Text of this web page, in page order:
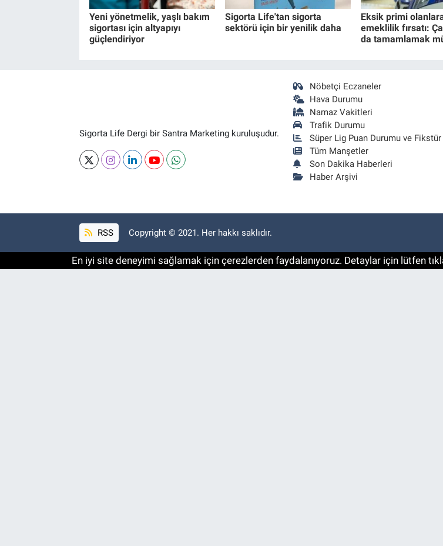
Yeni yönetmelik, yaşlı bakım
sigortası için altyapıyı
güçlendiriyor
Sigorta Life'tan sigorta
sektörü için bir yenilik daha
Eksik primi
emeklilik fırsatı:
da tamamlamak
Sigorta Life Dergi bir Santra Marketing kuruluşudur.
Nöbetçi Eczaneler
Hava Durumu
Namaz Vakitleri
Trafik Durumu
Süper Lig Puan Durumu ve Fikstür
Tüm Manşetler
Son Dakika Haberleri
Haber Arşivi
RSS Copyright © 2021. Her hakkı saklıdır.
En iyi site deneyimi sağlamak için çerezlerden faydalanıyoruz. Detaylar için lütfen